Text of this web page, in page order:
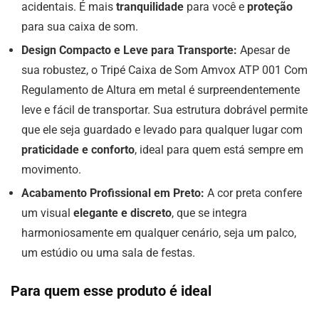
acidentais. É mais tranquilidade para você e proteção
para sua caixa de som.
Design Compacto e Leve para Transporte: Apesar de
sua robustez, o Tripé Caixa de Som Amvox ATP 001 Com
Regulamento de Altura em metal é surpreendentemente
leve e fácil de transportar. Sua estrutura dobrável permite
que ele seja guardado e levado para qualquer lugar com
praticidade e conforto, ideal para quem está sempre em
movimento.
Acabamento Profissional em Preto: A cor preta confere
um visual elegante e discreto, que se integra
harmoniosamente em qualquer cenário, seja um palco,
um estúdio ou uma sala de festas.
Para quem esse produto é ideal